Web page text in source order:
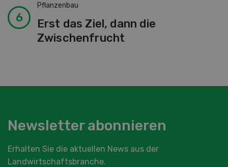
Pflanzenbau
Erst das Ziel, dann die
Zwischenfrucht
Newsletter abonnieren
Erhalten Sie die aktuellen News aus der
Landwirtschaftsbranche.